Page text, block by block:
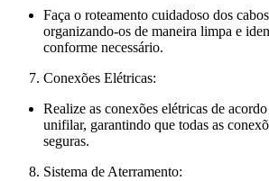
Faça o roteamento cuidadoso dos
organizando-os de maneira limpa e
conforme necessário.
Conexões Elétricas:
Realize as conexões elétricas de
unifilar, garantindo que todas as
seguras.
Sistema de Aterramento: